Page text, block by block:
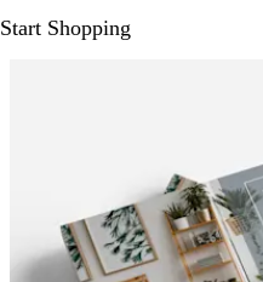
Start Shopping